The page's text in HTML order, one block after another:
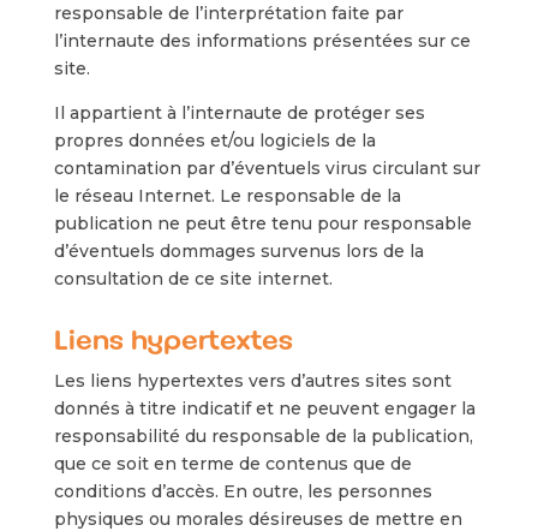
responsable de l’interprétation faite par
l’internaute des informations présentées sur ce
site.
Il appartient à l’internaute de protéger ses
propres données et/ou logiciels de la
contamination par d’éventuels virus circulant sur
le réseau Internet. Le responsable de la
publication ne peut être tenu pour responsable
d’éventuels dommages survenus lors de la
consultation de ce site internet.
Liens hypertextes
Les liens hypertextes vers d’autres sites sont
donnés à titre indicatif et ne peuvent engager la
responsabilité du responsable de la publication,
que ce soit en terme de contenus que de
conditions d’accès. En outre, les personnes
physiques ou morales désireuses de mettre en